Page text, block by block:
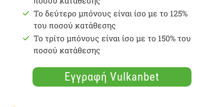
Το δεύτερο μπόνους είναι ίσο με το 125%
του ποσού κατάθεσης
Το τρίτο μπόνους είναι ίσο με το 150% του
ποσού κατάθεσης
Εγγραφή Vulkanbet